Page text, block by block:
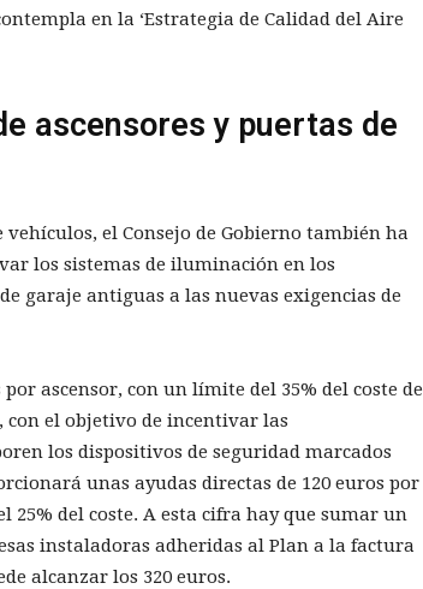
en la ‘Estrategia de Calidad del Aire
ascensores y puertas de
el Consejo de Gobierno también ha
los sistemas de iluminación en los
garaje antiguas a las nuevas exigencias de
ascensor, con un límite del 35% del coste de
con el objetivo de incentivar las
los dispositivos de seguridad marcados
unas ayudas directas de 120 euros por
del coste. A esta cifra hay que sumar un
instaladoras adheridas al Plan a la factura
alcanzar los 320 euros.